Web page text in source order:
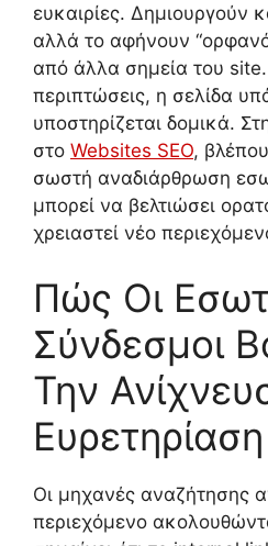
ευκαιρίες. Δημιουργούν
αλλά το αφήνουν
από άλλα σημεία του site.
περιπτώσεις, η σελίδα
υποστηρίζεται δομικά.
στο Websites SEO,
σωστή αναδιάρθρωση
μπορεί να βελτιώσει
χρειαστεί νέο
Πώς Οι
Σύνδεσμοι
Την
Ευρετηρίαση
Οι μηχανές αναζήτησης
περιεχόμενο